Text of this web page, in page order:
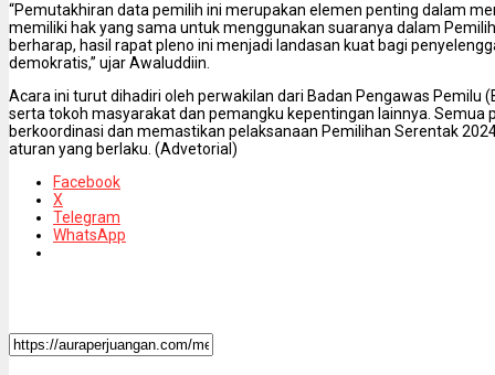
“Pemutakhiran data pemilih ini merupakan elemen penting dalam
memiliki hak yang sama untuk menggunakan suaranya dalam
berharap, hasil rapat pleno ini menjadi landasan kuat bagi
demokratis,” ujar Awaluddiin.
Acara ini turut dihadiri oleh perwakilan dari Badan Pengawas Pemilu
serta tokoh masyarakat dan pemangku kepentingan lainnya. Semua
berkoordinasi dan memastikan pelaksanaan Pemilihan Serentak
aturan yang berlaku. (Advetorial)
Facebook
X
Telegram
WhatsApp